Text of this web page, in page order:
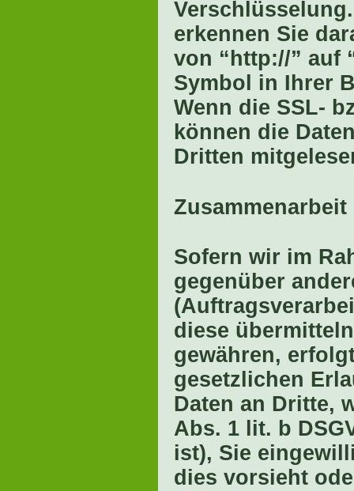
erkennen Sie
von “http://” auf
Symbol in Ihrer
Wenn die SSL-
können die
Dritten
Sofern wir im
gegenüber
diese
gewähren,
gesetzlichen
Daten an Dritte,
Abs. 1 lit. b
ist), Sie
dies vorsieht